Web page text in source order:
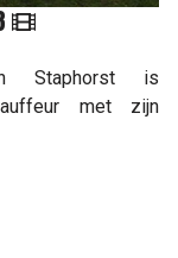
Staphorst is
met zijn